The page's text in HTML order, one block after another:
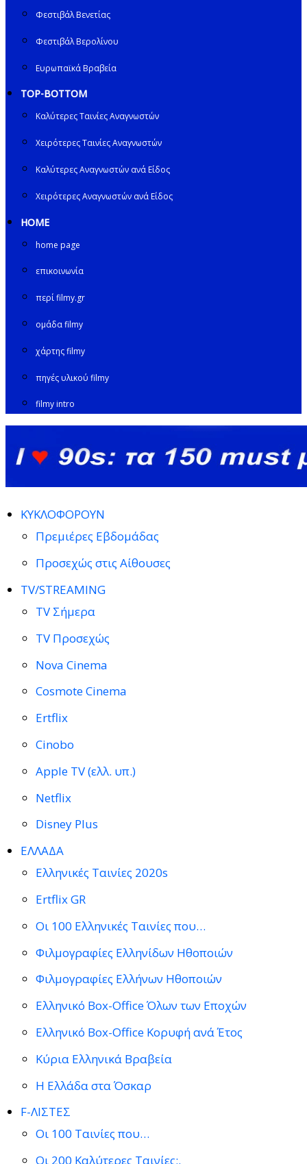
Φεστιβάλ Βενετίας
Φεστιβάλ Βερολίνου
Ευρωπαϊκά Βραβεία
TOP-BOTTOM
Καλύτερες Ταινίες Αναγνωστών
Χειρότερες Ταινίες Αναγνωστών
Καλύτερες Αναγνωστών ανά Είδος
Χειρότερες Αναγνωστών ανά Είδος
HOME
home page
επικοινωνία
περί filmy.gr
ομάδα filmy
χάρτης filmy
πηγές υλικού filmy
filmy intro
ΚΥΚΛΟΦΟΡΟΥΝ
Πρεμιέρες Εβδομάδας
Προσεχώς στις Αίθουσες
TV/STREAMING
TV Σήμερα
TV Προσεχώς
Nova Cinema
Cosmote Cinema
Ertflix
Cinobo
Apple TV (ελλ. υπ.)
Netflix
Disney Plus
ΕΛΛΑΔΑ
Ελληνικές Ταινίες 2020s
Ertflix GR
Οι 100 Ελληνικές Ταινίες που…
Φιλμογραφίες Ελληνίδων Ηθοποιών
Φιλμογραφίες Ελλήνων Ηθοποιών
Ελληνικό Box-Office Όλων των Εποχών
Ελληνικό Box-Office Κορυφή ανά Έτος
Κύρια Ελληνικά Βραβεία
Η Ελλάδα στα Όσκαρ
F-ΛΙΣΤΕΣ
Οι 100 Ταινίες που…
Οι 200 Καλύτερες Ταινίες;.